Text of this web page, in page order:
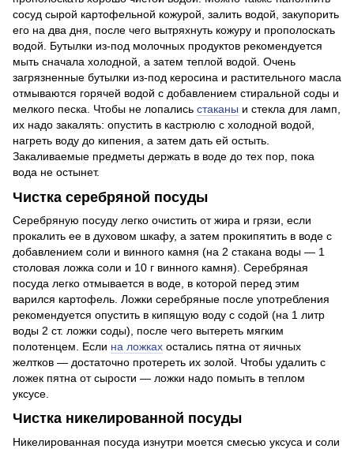
сосуд сырой картофельной кожурой, залить водой, закупорить
его на два дня, после чего вытряхнуть кожуру и прополоскать
водой. Бутылки из-под молочных продуктов рекомендуется
мыть сначала холодной, а затем теплой водой. Очень
загрязненные бутылки из-под керосина и растительного масла
отмываются горячей водой с добавлением стиральной соды и
мелкого песка. Чтобы не лопались стаканы и стекла для ламп,
их надо закалять: опустить в кастрюлю с холодной водой,
нагреть воду до кипения, а затем дать ей остыть.
Закаливаемые предметы держать в воде до тех пор, пока
вода не остынет.
Чистка серебряной посуды
Серебряную посуду легко очистить от жира и грязи, если
прокалить ее в духовом шкафу, а затем прокипятить в воде с
добавлением соли и винного камня (на 2 стакана воды — 1
столовая ложка соли и 10 г винного камня). Серебряная
посуда легко отмывается в воде, в которой перед этим
варился картофель. Ложки серебряные после употребления
рекомендуется опустить в кипящую воду с содой (на 1 литр
воды 2 ст. ложки соды), после чего вытереть мягким
полотенцем. Если на ложках остались пятна от яичных
желтков — достаточно протереть их золой. Чтобы удалить с
ложек пятна от сырости — ложки надо помыть в теплом
уксусе.
Чистка никелированной посуды
Никелированная посуда изнутри моется смесью уксуса и соли